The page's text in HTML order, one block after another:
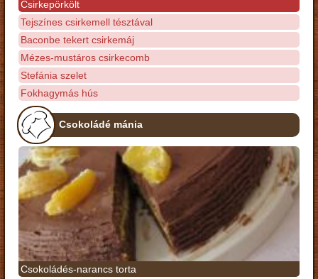
Csirkepörkölt
Tejszínes csirkemell tésztával
Baconbe tekert csirkemáj
Mézes-mustáros csirkecomb
Stefánia szelet
Fokhagymás hús
Csokoládé mánia
Csokoládés-narancs torta